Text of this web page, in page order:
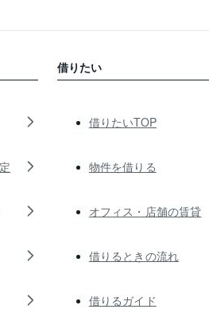
借りたい
借りたいTOP
物件を借りる
オフィス・店舗の賃貸
借りるときの流れ
借りるガイド